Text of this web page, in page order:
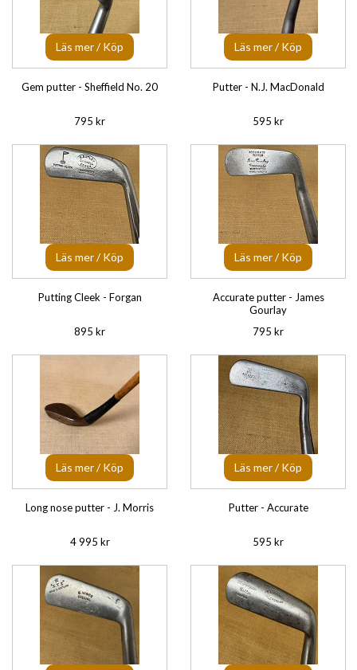
Läs mer / Köp
Gem putter - Sheffield No. 20
795 kr
Läs mer / Köp
Putter - N.J. MacDonald
595 kr
Läs mer / Köp
Putting Cleek - Forgan
895 kr
Läs mer / Köp
Accurate putter - James
Gourlay
795 kr
Läs mer / Köp
Long nose putter - J. Morris
4 995 kr
Läs mer / Köp
Putter - Accurate
595 kr